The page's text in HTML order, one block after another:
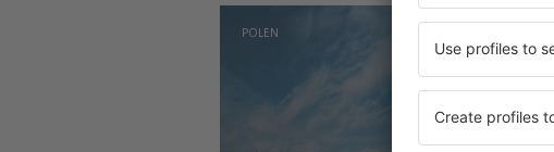
Sjekk informasjon
POLEN